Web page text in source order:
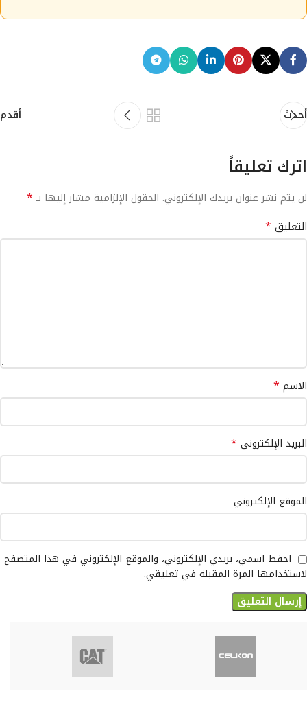
أحدث أقدم
اترك تعليقاً
لن يتم نشر عنوان بريدك الإلكتروني. الحقول الإلزامية مشار إليها بـ *
التعليق *
الاسم *
البريد الإلكتروني *
الموقع الإلكتروني
احفظ اسمي، بريدي الإلكتروني، والموقع الإلكتروني في هذا المتصفح
لاستخدامها المرة المقبلة في تعليقي.